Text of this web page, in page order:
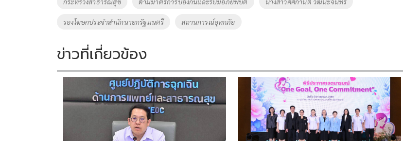
o
k
n
k
รองโฆษกประจำสำนักนายกรัฐมนตรี สถานการณ์อุทกภัย
ข่าวที่เกี่ยวข้อง